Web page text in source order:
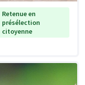
Retenue en
présélection
citoyenne